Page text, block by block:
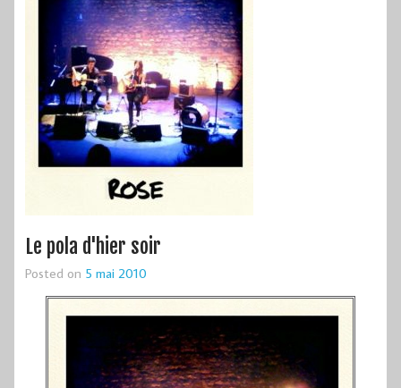
Le pola d'hier soir
Posted on 5 mai 2010